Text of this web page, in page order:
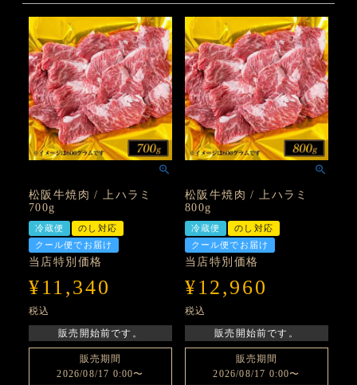
松阪牛焼肉 / 上ハラミ
700g
冷蔵便
のし対応
クール便でお届け
当店特別価格
¥11,340
税込
販売開始前です。
販売期間
2026/08/17 0:00〜
松阪牛焼肉 / 上ハラミ
800g
冷蔵便
のし対応
クール便でお届け
当店特別価格
¥12,960
税込
販売開始前です。
販売期間
2026/08/17 0:00〜